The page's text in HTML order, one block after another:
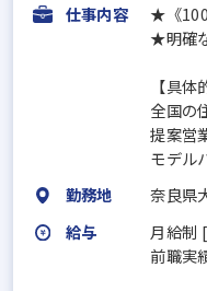
仕事内容
★《100
★明確
【具体
全国の
提案営
モデル
勤務地
奈良県
給与
月給制
前職実